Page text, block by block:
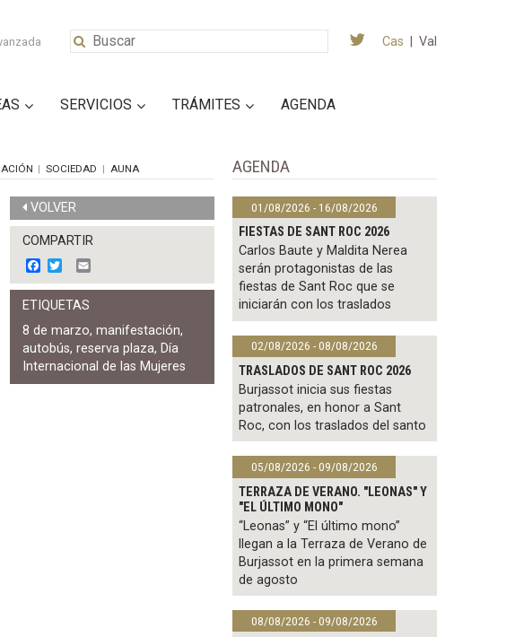
Cas Val
SERVICIOS TRÁMITES AGENDA
SOCIEDAD AUNA
VOLVER
COMPARTIR
F
a
c
e
o
o
k
w
i
t
e
r
m
a
ETIQUETAS
8 de marzo,manifestación,
autobús,reserva plaza, Día
Internacional de las Mujeres
AGENDA
01/08/2026 - 16/08/2026
FIESTAS DE SANT ROC 2026
Carlos Baute y Maldita Nerea
serán protagonistas de las
fiestas de Sant Roc que se
iniciarán con los traslados
02/08/2026 - 08/08/2026
TRASLADOS DE SANT ROC 2026
Burjassot inicia sus fiestas
patronales, en honor a Sant
Roc, con los traslados del santo
05/08/2026 - 09/08/2026
TERRAZA DE VERANO. "LEONAS" Y
"EL ÚLTIMO MONO"
“Leonas” y “El último mono”
llegan a la Terraza de Verano de
Burjassot en la primera semana
de agosto
08/08/2026 - 09/08/2026